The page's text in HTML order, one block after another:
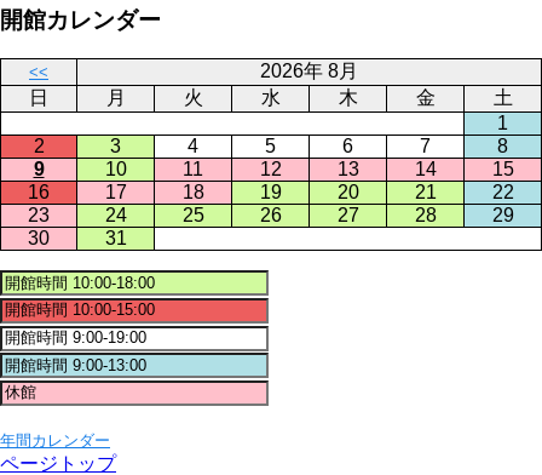
開館カレンダー
<<
2026年 8月
日
月 火 水 木 金
土
1
2
3 4 5 6 7
8
9
10 11 12 13 14
15
16
17 18 19 20 21
22
23
24 25 26 27 28
29
30
31
年間カレンダー
ページトップ